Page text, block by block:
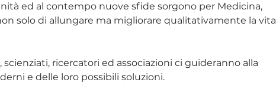
ed al contempo nuove sfide sorgono per Medicina,
solo di allungare ma migliorare qualitativamente la vita
ricercatori ed associazioni ci guideranno alla
e delle loro possibili soluzioni.